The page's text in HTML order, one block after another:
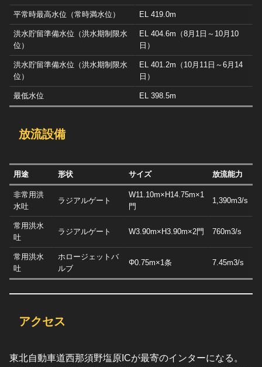
平常時最高水位（常時満水位） EL 419.0m
洪水貯留準備水位（洪水期制限水
位）
EL 404.6m（8月1日～10月10
日）
洪水貯留準備水位（洪水期制限水
位）
EL 401.2m（10月11日～6月14
日）
最低水位 EL 398.5m
放流設備
用途 形状 サイズ 放流能力
非常用洪
水吐
ラジアルゲート
W11.10m×H14.75m×1
門
1,390m3/s
常用洪水
吐
ラジアルゲート W3.90m×H3.90m×2門 760m3/s
常用洪水
吐
ホロージェットバ
ルブ
Φ0.75m×1条 7.45m3/s
アクセス
東北自動車道西那須野塩原ICが最寄のインターになる。